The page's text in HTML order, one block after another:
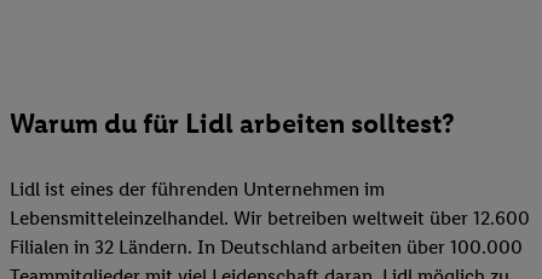
Warum du für Lidl arbeiten solltest?
Lidl ist eines der führenden Unternehmen im
Lebensmitteleinzelhandel. Wir betreiben weltweit über 12.600
Filialen in 32 Ländern. In Deutschland arbeiten über 100.000